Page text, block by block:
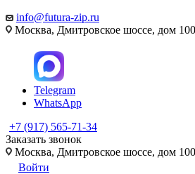
info@futura-zip.ru
Москва, Дмитровское шоссе, дом
Telegram
WhatsApp
+7 (917) 565-71-34
Заказать звонок
Москва, Дмитровское шоссе, дом
Войти